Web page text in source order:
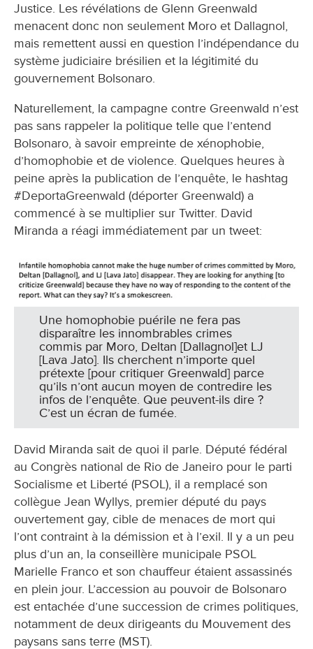
Justice. Les révélations de Glenn Greenwald
menacent donc non seulement Moro et Dallagnol,
mais remettent aussi en question l’indépendance du
système judiciaire brésilien et la légitimité du
gouvernement Bolsonaro.
Naturellement, la campagne contre Greenwald n’est
pas sans rappeler la politique telle que l’entend
Bolsonaro, à savoir empreinte de xénophobie,
d’homophobie et de violence. Quelques heures à
peine après la publication de l’enquête, le hashtag
#DeportaGreenwald (déporter Greenwald) a
commencé à se multiplier sur Twitter. David
Miranda a réagi immédiatement par un tweet:
Une homophobie puérile ne fera pas
disparaître les innombrables crimes
commis par Moro, Deltan [Dallagnol]et LJ
[Lava Jato]. Ils cherchent n’importe quel
prétexte [pour critiquer Greenwald] parce
qu’ils n’ont aucun moyen de contredire les
infos de l’enquête. Que peuvent-ils dire ?
C’est un écran de fumée.
David Miranda sait de quoi il parle. Député fédéral
au Congrès national de Rio de Janeiro pour le parti
Socialisme et Liberté (PSOL), il a remplacé son
collègue Jean Wyllys, premier député du pays
ouvertement gay, cible de menaces de mort qui
l’ont contraint à la démission et à l’exil. Il y a un peu
plus d’un an, la conseillère municipale PSOL
Marielle Franco et son chauffeur étaient assassinés
en plein jour. L’accession au pouvoir de Bolsonaro
est entachée d’une succession de crimes politiques,
notamment de deux dirigeants du Mouvement des
paysans sans terre (MST).